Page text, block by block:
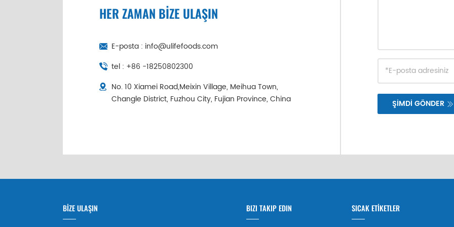
HER ZAMAN BİZE ULAŞIN
E-posta : info@ulifefoods.com
tel : +86 -18250802300
No. 10 Xiamei Road,Meixin Village, Meihua Town,
Changle District, Fuzhou City, Fujian Province, China
ŞİMDİ GÖNDER
BİZE ULAŞIN BIZI TAKIP EDIN SICAK ETİKETLER